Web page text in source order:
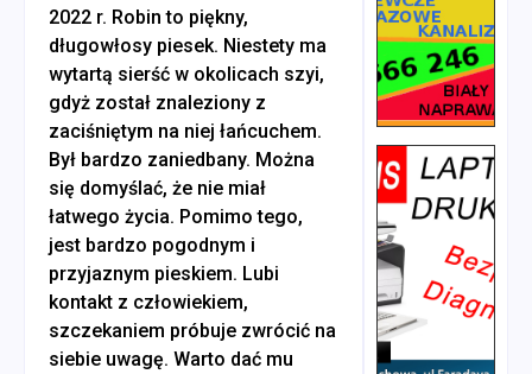
2022 r. Robin to piękny,
długowłosy piesek. Niestety ma
wytartą sierść w okolicach szyi,
gdyż został znaleziony z
zaciśniętym na niej łańcuchem.
Był bardzo zaniedbany. Można
się domyślać, że nie miał
łatwego życia. Pomimo tego,
jest bardzo pogodnym i
przyjaznym pieskiem. Lubi
kontakt z człowiekiem,
szczekaniem próbuje zwrócić na
siebie uwagę. Warto dać mu